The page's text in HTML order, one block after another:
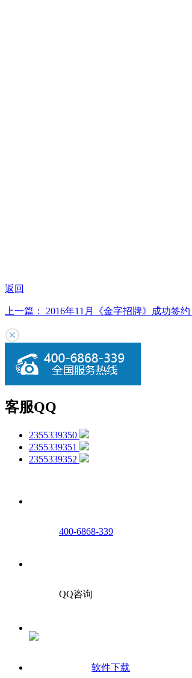
返回
上一篇： 2016年11月《金字招牌》成功签约
客服QQ
2355339350
2355339351
2355339352
400-6868-339
QQ咨询
软件下载